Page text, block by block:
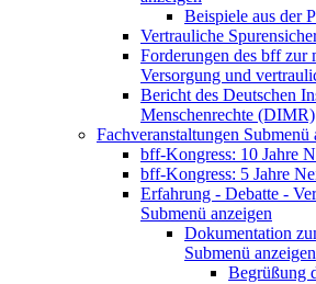
Beispiele aus der
Vertrauliche
Forderungen des bff zur
Versorgung und
Bericht des Deutschen
Menschenrechte (DIMR)
Fachveranstaltungen Submenü
bff-Kongress: 10 Jahre
bff-Kongress: 5 Jahre
Erfahrung - Debatte -
Submenü anzeigen
Dokumentation
Submenü anzeigen
Begrüßung